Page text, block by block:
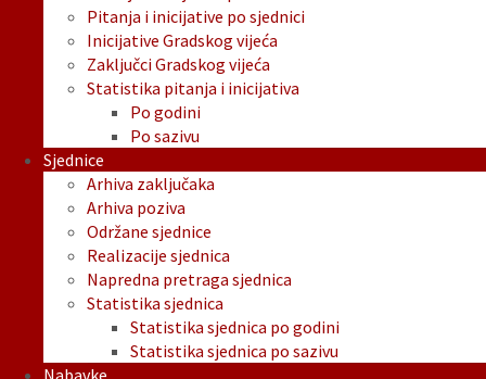
Pitanja i inicijative po sjednici
Inicijative Gradskog vijeća
Zaključci Gradskog vijeća
Statistika pitanja i inicijativa
Po godini
Po sazivu
Sjednice
Arhiva zaključaka
Arhiva poziva
Održane sjednice
Realizacije sjednica
Napredna pretraga sjednica
Statistika sjednica
Statistika sjednica po godini
Statistika sjednica po sazivu